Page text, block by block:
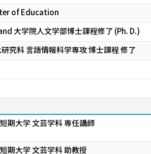
of Education
大学院人文学部博士課程修了 (Ph. D.)
究科 言語情報科学専攻 博士課程 修了
期大学 文芸学科 専任講師
期大学 文芸学科 助教授